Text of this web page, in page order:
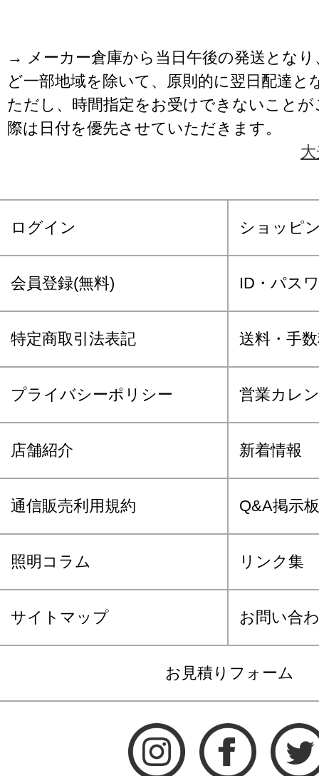
→ メーカー倉庫から当日午後の発送となり
ど一部地域を除いて、原則的に翌日配達と
ただし、時間指定をお受けできないこと
際は日付を優先させていただきます。
ログイン ショッピ
会員登録(無料) ID・パス
特定商取引法表記 送料・手
プライバシーポリシー 営業カレ
店舗紹介 新着情報
通信販売利用規約 Q&A掲示板
照明コラム リンク集
サイトマップ お問い合
お見積りフォーム